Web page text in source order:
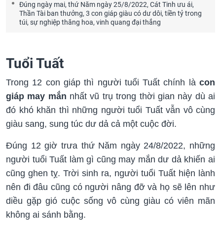
Đúng ngày mai, thứ Năm ngày 25/8/2022, Cát Tinh ưu ái,
Thần Tài ban thưởng, 3 con giáp giàu có dư dôi, tiền tỷ trong
túi, sự nghiệp thăng hoa, vinh quang đại thắng
Tuổi Tuất
Trong 12 con giáp thì người tuổi Tuất chính là con
giáp may mắn nhất vũ trụ trong thời gian này dù ai
đó khó khăn thì những người tuổi Tuất vẫn vô cùng
giàu sang, sung túc dư dả cả một cuộc đời.
Đúng 12 giờ trưa thứ Năm ngày 24/8/2022, những
người tuổi Tuất làm gì cũng may mắn dư dả khiến ai
cũng ghen tỵ. Trời sinh ra, người tuổi Tuất hiện lành
nên đi đâu cũng có người nâng đỡ và họ sẽ lên như
diều gặp gió cuộc sống vô cùng giàu có viên mãn
không ai sánh bằng.